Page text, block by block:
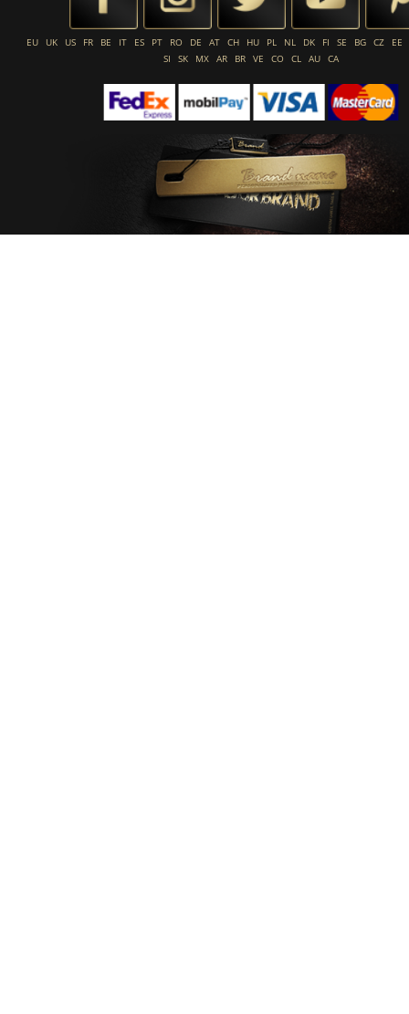
EU UK US FR BE IT ES PT RO DE AT CH HU PL NL DK FI SE BG CZ
EE
SI
SK MX AR BR VE CO CL AU CA